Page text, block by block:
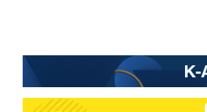
갈 수도
-7303초 전 >
낮 최고 37도 찜통더위…곳곳
-5609초 전 >SK하이닉스, 용인·청주 팹에
응"-2465초 전 > 여자배구 이재영·이다영 자매,